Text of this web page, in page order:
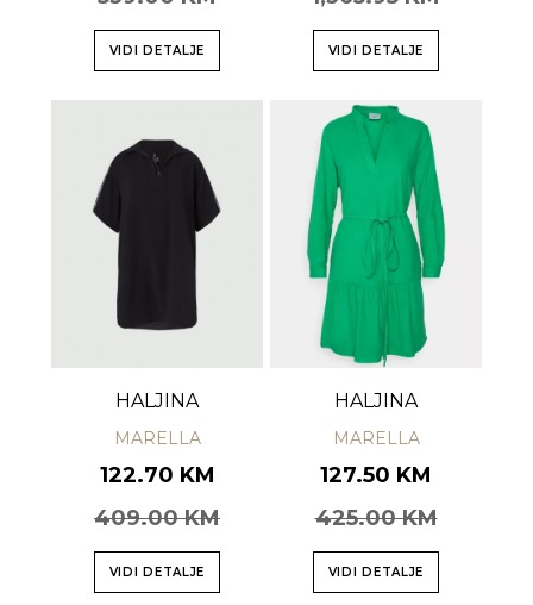
VIDI DETALJE VIDI DETALJE
HALJINA
MARELLA
122.70 KM
409.00 KM
VIDI DETALJE
HALJINA
MARELLA
127.50 KM
425.00 KM
VIDI DETALJE